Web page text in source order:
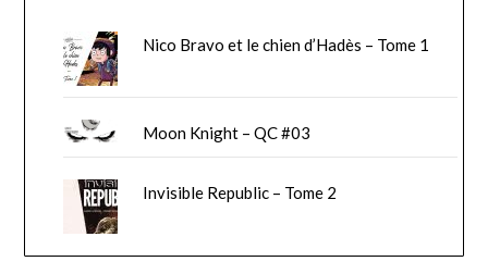
Nico Bravo et le chien d’Hadès – Tome 1
Moon Knight – QC #03
Invisible Republic – Tome 2